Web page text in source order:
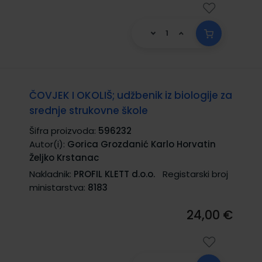
ČOVJEK I OKOLIŠ; udžbenik iz biologije za
srednje strukovne škole
Šifra proizvoda: 596232
Autor(i): Gorica Grozdanić Karlo Horvatin
Željko Krstanac
Nakladnik: PROFIL KLETT d.o.o.
Registarski broj
ministarstva: 8183
24,00 €